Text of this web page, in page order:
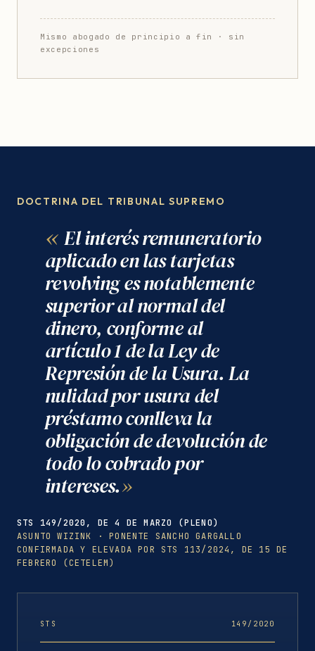
Mismo abogado de principio a fin · sin
excepciones
DOCTRINA DEL TRIBUNAL SUPREMO
El interés remuneratorio
aplicado en las tarjetas
revolving es notablemente
superior al normal del
dinero, conforme al
artículo 1 de la Ley de
Represión de la Usura. La
nulidad por usura del
préstamo conlleva la
obligación de devolución de
todo lo cobrado por
intereses.
STS 149/2020, DE 4 DE MARZO (PLENO)
ASUNTO WIZINK · PONENTE SANCHO GARGALLO
CONFIRMADA Y ELEVADA POR STS 113/2024, DE 15 DE
FEBRERO (CETELEM)
STS 149/2020